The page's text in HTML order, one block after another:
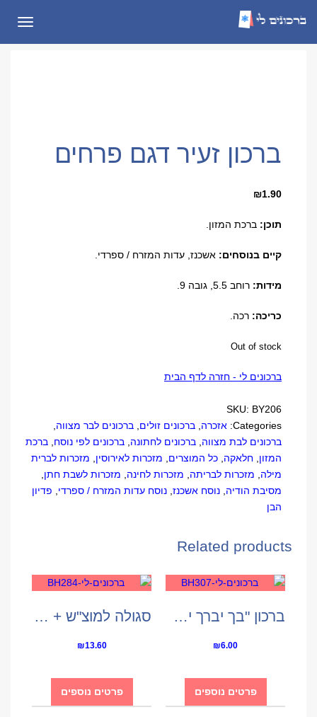
תפריט
ברכון זעיר דגם פרחים
₪
ברכת המזון.
קיים בנוסחים:אשכנז, עדות המזרח / ספרדי.
מידות:רוחב 5.5, גובה 9.
כריכה:רכה.
Out of stock
ברכונים לי - חזרה לדף הבית
SKU:BY206
Categories: אזכרה,ברכונים זולים ,ברכונים לבר מצווה,
ברכונים לבת מצווה,ברכונים לחתונה,ברכונים לפי נוסח,ברכת
,חלאקה,כל המוצרים,מזכרות לאירוסין,מזכרות לברית
,מזכרות לבריתה,מזכרות לחינה,מזכרות לשבת חתן,
מסיבת הודיה ,נוסח אשכנז,נוסח עדות המזרח / ספרדי,פדיון
Related products
ברכון "בך יברך ישראל"
₪
פרטים נוספים
סגולה למוצ"ש + בשמים
₪
פרטים נוספים